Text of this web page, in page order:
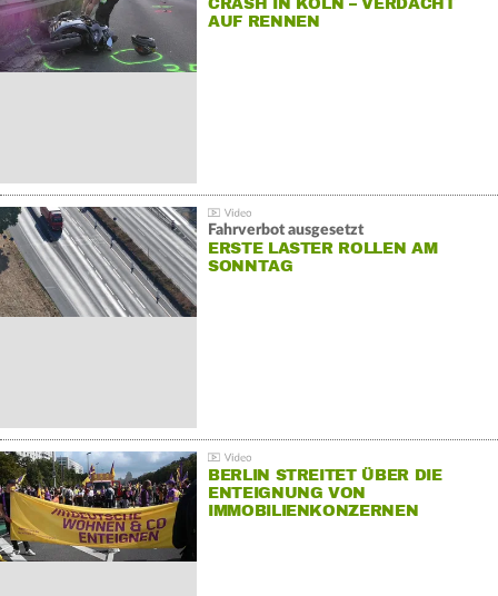
CRASH IN KÖLN – VERDACHT
AUF RENNEN
Fahrverbot ausgesetzt
ERSTE LASTER ROLLEN AM
SONNTAG
BERLIN STREITET ÜBER DIE
ENTEIGNUNG VON
IMMOBILIENKONZERNEN